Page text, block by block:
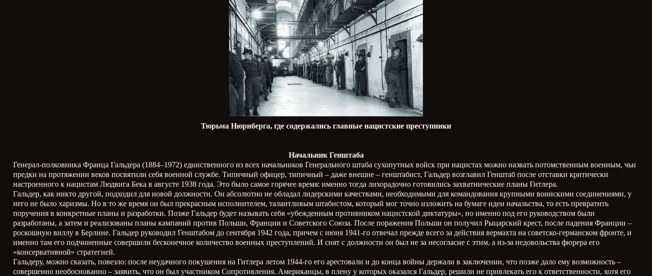
Тюрьма Нюрнберга, где содержались главные нацистские преступники
Начальник Генштаба
Генерал-полковника Франца Гальдера (1884–1972) единственного из всех начальников Генерального штаба сухопутных войск при нацистах можно назвать потомственным военным, чьи
предки на протяжении веков посвятили себя военной службе. Типичный офицер, типичный – даже внешне – генштабист, Гальдер возглавил Генштаб после отставки критически
настроенного к нацистам Людвига Бека в августе 1938 года. Это было самое горячее время: именно тогда лихорадочно готовились захватнические планы Гитлера.
Гальдер, как никто другой, подходил для новой должности. Он абсолютно не обладал лидерскими качествами, необходимыми для командования крупными воинскими соединениями, у
него не было харизмы. Но в то же время он был прекрасным исполнителем, талантливым штабистом, который мог точно изложить на бумаге идеи начальства, то есть превратить
поручения в конкретные планы и разработки. Позже Гальдер будет называть себя «убежденным противником нацистской диктатуры», но именно под его руководством были
разработаны, а затем и реализованы планы кампаний против Польши, Франции и Советского Союза. После поражения Польши он получил Рыцарский крест, после падения Франции –
роскошную виллу в Берлине. Гальдер руководил Генштабом до сентября 1942 года, причем с июня 1941-го отвечал прежде всего за действия вермахта на советско-германском фронте, и
именно там его подчиненные совершили бесконечное количество военных преступлений. И снят с должности он был не за несогласие с этим, а из-за недовольства фюрера его
«консервативной» стратегией.
Гальдеру, можно сказать, повезло: после неудачного покушения на Гитлера летом 1944-го его арестовали и до конца войны держали в заключении, что позже дало ему возможность –
совершенно необоснованно – заявить, что он был участником Сопротивления. Американцы, в плену у которых оказался Гальдер, решили не привлекать его к ответственности, хотя его